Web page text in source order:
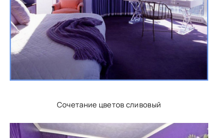
Сочетание цветов сливовый